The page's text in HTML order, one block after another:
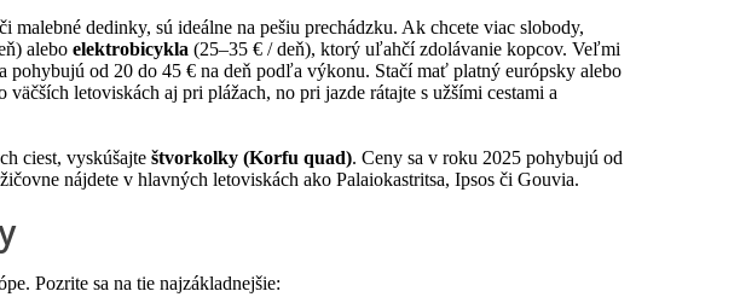
malebné dedinky, sú ideálne na pešiu prechádzku. Ak chcete viac slobody,
alebo elektrobicykla (25–35 € / deň), ktorý uľahčí zdolávanie kopcov. Veľmi
pohybujú od 20 do 45 € na deň podľa výkonu. Stačí mať platný európsky alebo
letoviskách aj pri plážach, no pri jazde rátajte s užšími cestami a
ciest, vyskúšajte štvorkolky (Korfu quad). Ceny sa v roku 2025 pohybujú od
nájdete v hlavných letoviskách ako Palaiokastritsa, Ipsos či Gouvia.
Pozrite sa na tie najzákladnejšie: